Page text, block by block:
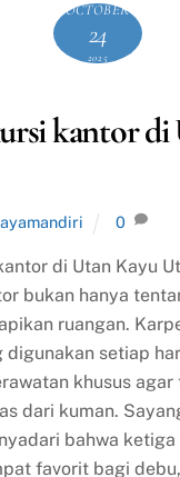
OCTOBER
24
2025
kantor
0
di Utan Kayu
bukan hanya
ruangan.
digunakan setiap
khusus agar
dari kuman.
bahwa
favorit bagi